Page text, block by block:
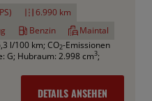
6.990 km
Benzin
Maintal
l/100 km; CO2-Emissionen
G; Hubraum: 2.998 cm3;
DETAILS ANSEHEN